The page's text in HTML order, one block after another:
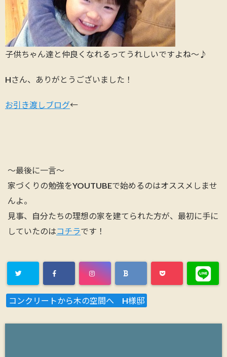
子供ちゃん達と仲良くなれるってうれしいですよね～♪
Hさん、ありがとうございました！
お引き渡しブログ←
～最後に一言～
家づくりの勉強をYOUTUBEで始めるのはオススメしませ
んよ。
見事、自分たちの理想の家を建てられた方が、最初に手に
していたのはコチラです！
コンクリートから木の空間へ H様邸